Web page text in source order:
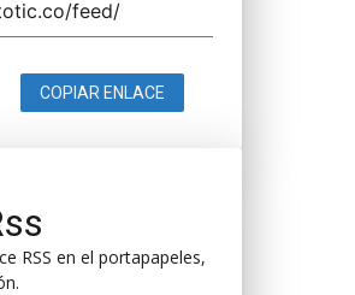
COPIAR ENLACE
RSS en el portapapeles,